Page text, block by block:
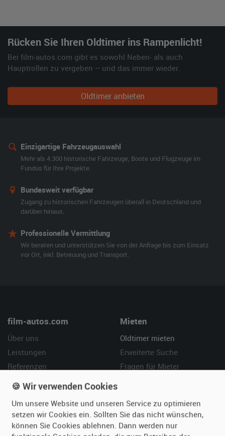
Rücken Sie Ihren Oldtimer ins Rampenlicht!
Bei film-autos.com gibt es sowohl Neben- als auch
Hauptrollen zu vergeben – und das immer wieder.
Oldtimer anbieten
Einzigartige Fahrzeugauswahl
Mehr als 4.300 historische Fahrzeuge, Boote und Flugzeuge im
Fundus für Ihre Projekte.
Bundesweit verfügbar
Zugang zu historischen Fahrzeugen überall in Deutschland und
darüber hinaus.
Professionelle Vermittlung
Wir beraten und unterstützen Sie von der Anfrage bis zum Einsatz
vor Ort, inkl. Betreuung und Transport.
film-autos.com
Über uns
Leistungen
Referenzen
Kundenmeinungen
Mieten
Oldtimer mieten
Erweiterte Suche
Fragen für Mieter
Vermieten
Oldtimer anmelden
Hilfe
Häufige Fragen (FAQ)
🍪 Wir verwenden Cookies
Um unsere Website und unseren Service zu optimieren
setzen wir Cookies ein. Sollten Sie das nicht wünschen,
können Sie Cookies ablehnen. Dann werden nur